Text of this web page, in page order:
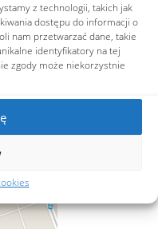
z technologii, takich jak
dostępu do informacji o
nam przetwarzać dane, takie
identyfikatory na tej
zgody może niekorzystnie